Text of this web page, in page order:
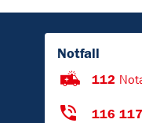
Notfall
112
116 117